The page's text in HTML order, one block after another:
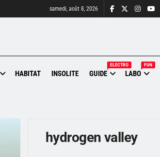
samedi, août 8, 2026
HABITAT INSOLITE GUIDE
ELECTRO
LABO
FUN
hydrogen valley